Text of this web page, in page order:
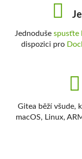
Jednoduše spusťte
dispozici pro
Gitea běží všude,
macOS, Linux,